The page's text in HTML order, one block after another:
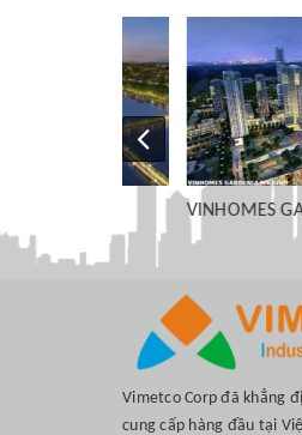
VINHOMES
Vimetco Corp đã khẳng
cung cấp hàng đầu tại